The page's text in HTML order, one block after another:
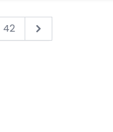
42 Next &raquo;